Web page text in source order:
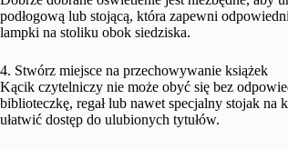
podłogową lub stojącą, która zapewni
lampki na stoliku obok siedziska.
4. Stwórz miejsce na przechowywanie książek
Kącik czytelniczy nie może obyć się bez
biblioteczkę, regał lub nawet specjalny stojak
ułatwić dostęp do ulubionych tytułów.